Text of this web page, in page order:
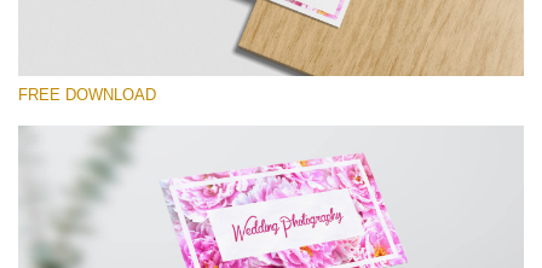
Prosím vyberte
Free Template #55
FREE DOWNLOAD